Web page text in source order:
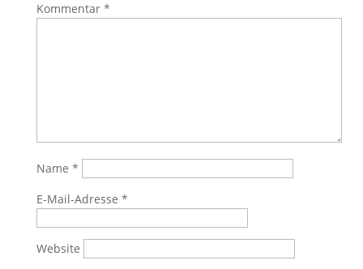
Kommentar *
Name *
E-Mail-Adresse *
Website